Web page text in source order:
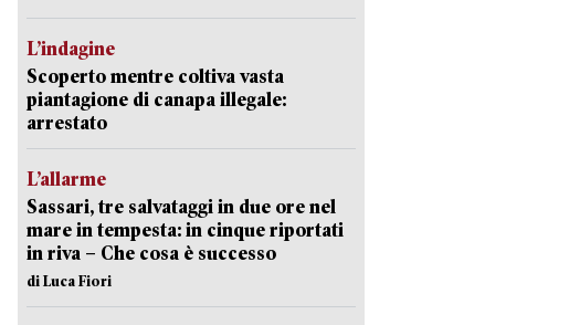
L’indagine
Scoperto mentre coltiva vasta
piantagione di canapa illegale:
arrestato
L’allarme
Sassari, tre salvataggi in due ore nel
mare in tempesta: in cinque riportati
in riva – Che cosa è successo
di Luca Fiori